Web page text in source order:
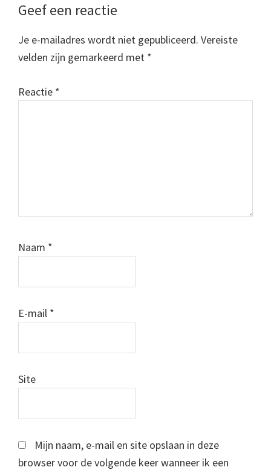
Lees
Interacties
Geef een reactie
Je e-mailadres wordt niet gepubliceerd. Vereiste
velden zijn gemarkeerd met *
Reactie *
Naam *
E-mail *
Site
Mijn naam, e-mail en site opslaan in deze
browser voor de volgende keer wanneer ik een